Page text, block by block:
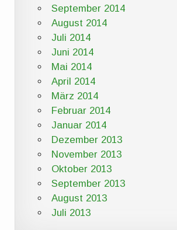
September 2014
August 2014
Juli 2014
Juni 2014
Mai 2014
April 2014
März 2014
Februar 2014
Januar 2014
Dezember 2013
November 2013
Oktober 2013
September 2013
August 2013
Juli 2013